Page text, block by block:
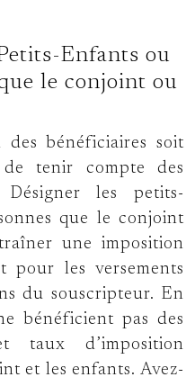
Enfants ou
le conjoint ou
bénéficiaires soit
tenir compte des
Désigner les petits-
que le conjoint
une imposition
pour les versements
du souscripteur. En
bénéficient pas des
taux d’imposition
et les enfants. Avez-